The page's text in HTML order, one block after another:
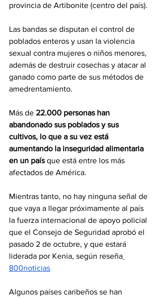
provincia de Artibonite (centro del país).
Las bandas se disputan el control de
poblados enteros y usan la violencia
sexual contra mujeres o niños menores,
además de destruir cosechas y atacar al
ganado como parte de sus métodos de
amedrentamiento.
Más de 22.000 personas han
abandonado sus poblados y sus
cultivos, lo que a su vez está
aumentando la inseguridad alimentaria
en un país que está entre los más
afectados de América.
Mientras tanto, no hay ninguna señal de
que vaya a llegar próximamente al país
la fuerza internacional de apoyo policial
que el Consejo de Seguridad aprobó el
pasado 2 de octubre, y que estará
liderada por Kenia, según reseña
800noticias
Algunos países caribeños se han